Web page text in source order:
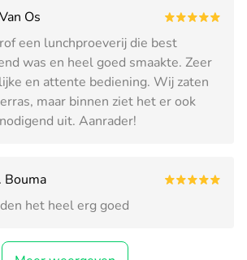
Os
een lunchproeverij die best
was en heel goed smaakte. Zeer
en attente bediening. Wij zaten
maar binnen ziet het er ook
uit. Aanrader!
Bouma
het heel erg goed